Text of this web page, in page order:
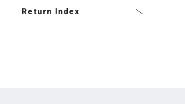
Return Index